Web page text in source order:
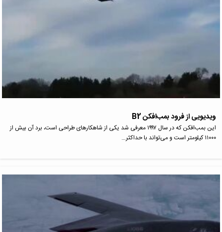
ویدیویی از فرود بمب‌افکن B2
این بمب‌افکن که در سال ۱۹۹۷ معرفی شد یکی از شاهکارهای طراحی است، برد آن بیش از
۱۱۰۰۰ کیلومتر است و می‌تواند با حداکثر…